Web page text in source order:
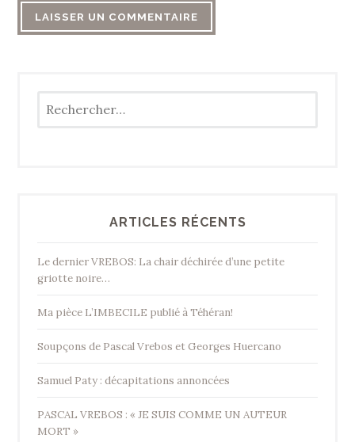
ARTICLES RÉCENTS
Le dernier VREBOS: La chair déchirée d’une petite
griotte noire…
Ma pièce L’IMBECILE publié à Téhéran!
Soupçons de Pascal Vrebos et Georges Huercano
Samuel Paty : décapitations annoncées
PASCAL VREBOS : « JE SUIS COMME UN AUTEUR
MORT »